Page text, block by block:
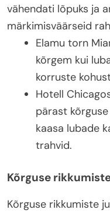
vähendati lõpuks ja
märkimisväärseid
Elamu torn
kõrgem kui
korruste
Hotell
pärast
kaasa lubade
trahvid.
Kõrguse
Kõrguse rikkumiste